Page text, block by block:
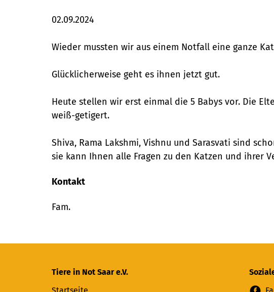
02.09.2024
Wieder mussten wir aus einem Notfall eine ganze
Glücklicherweise geht es ihnen jetzt gut.
Heute stellen wir erst einmal die 5 Babys vor. Die
weiß-getigert.
Shiva, Rama Lakshmi, Vishnu und Sarasvati sind
sie kann Ihnen alle Fragen zu den Katzen und ihrer
Kontakt
Fam.
Tiere in Not Saar e.V.
Startseite